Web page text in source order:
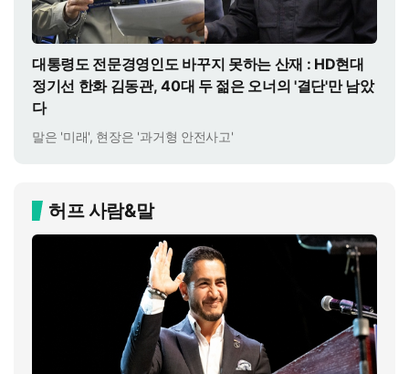
대통령도 전문경영인도 바꾸지 못하는 산재 : HD현대
정기선 한화 김동관, 40대 두 젊은 오너의 '결단'만 남았
다
말은 '미래', 현장은 '과거형 안전사고'
허프 사람&말